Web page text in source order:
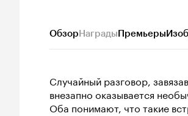
ОбзорНаградыПремьеры
Случайный разговор,
внезапно оказывается
Оба понимают, что такие